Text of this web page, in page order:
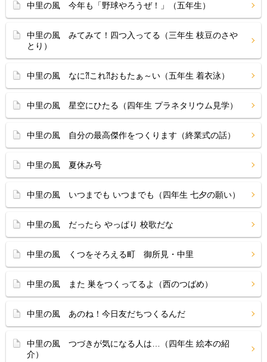
中里の風 今年も「野球やろうぜ！」（五年生）
中里の風 みてみて！四つ入ってる（三年生 枝豆のさや
とり）
中里の風 なに⁈これ⁈おもたぁ～い（五年生 着衣泳）
中里の風 星空にひたる（四年生 プラネタリウム見学）
中里の風 自分の最高傑作をつくります（終業式の話）
中里の風 夏休み号
中里の風 いつまでも いつまでも（四年生 七夕の願い）
中里の風 だったら やっぱり 校歌だな
中里の風 くつをそろえる町 御所見・中里
中里の風 また 巣をつくってるよ（西のつばめ）
中里の風 あのね！今日友だちつくるんだ
中里の風 つづきが気になる人は…（四年生 絵本の紹
介）